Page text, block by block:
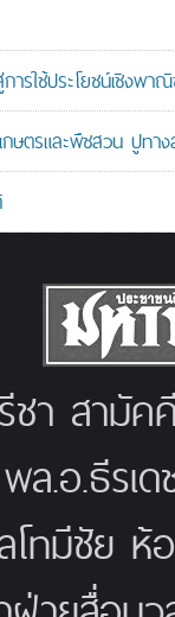
ใช้ประโยชน์เชิงพา
ตรและพืชสวน ปูทา
ชา สามั
ล.อ.ธีร
ทมีชัย